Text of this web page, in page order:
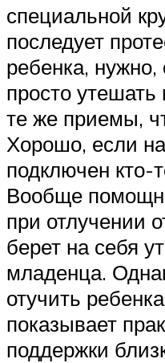
специальной
последует
ребенка,
просто
те же приемы,
Хорошо, если
подключен кто-
Вообще
при отлучении
берет на себя
младенца.
отучить
показывает
поддержки